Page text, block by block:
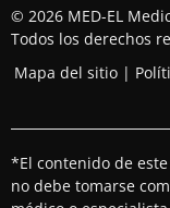
© 2026 MED-EL
Todos los derechos
Mapa del sitio |
*El contenido de
no debe tomarse